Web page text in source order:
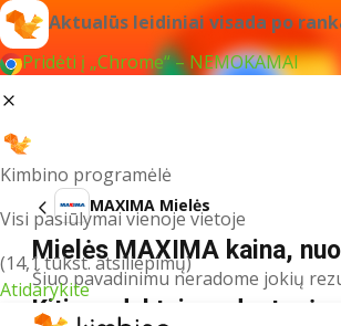
Aktualūs leidiniai visada po
Pridėti į „Chrome“ – NEMOKAMAI
Kimbino programėlė
Visi pasiūlymai vienoje vietoje
(14,1 tūkst. atsiliepimų)
Atidarykite
MAXIMA Mielės
Mielės MAXIMA kaina,
Šiuo pavadinimu neradome jokių
Kiti produktai